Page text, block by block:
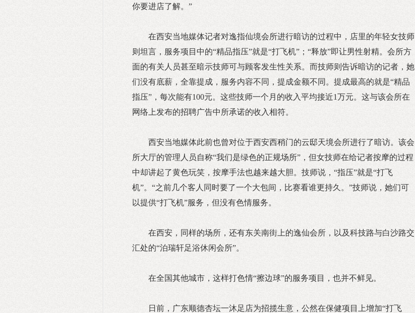
你要进店了解。”
在西安当地媒体记者对逸指仙境会所进行暗访的过程中，店里的年轻女技师
则坦言，服务项目中的“精品指压”就是“打飞机”；“释放”即让男性射精。会所方
面的有关人员甚至暗示技师可与顾客发生性关系。而技师则告诉暗访的记者，她
们没有底薪，全靠提成，服务内容不同，提成金额不同。提成最高的就是“精品
指压”，每次能有100元。这些技师一个月的收入平均接近1万元。这与该会所在
网络上发布的招聘广告中所承诺的收入相符。
西安当地媒体此前也曾对位于西安西稍门的云邸天境会所进行了暗访。该会
所大厅的管理人员自称“我们是绿色的正规场所”，但女技师在给记者按摩的过程
中却讲起了黄色玩笑，按摩手法也越来越大胆。技师说，“指压”就是“打飞
机”。“之前几个客人同时要了一个大包间，比赛看谁更持久。”技师说，她们可
以提供“打飞机”服务，但没有色情服务。
在西安，同样的场所，还有东关南街上的逸仙会所，以及科技路与白沙路交
汇处的“泊瑞轩足浴休闲会所”。
在全国其他城市，这样打色情“擦边球”的服务项目，也并不鲜见。
日前，广东顺德杏坛一沐足店为招揽生意，公然在保健项目上增加“打飞